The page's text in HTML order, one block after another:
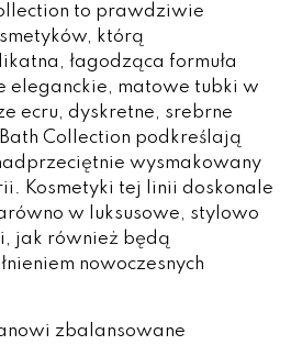
to prawdziwie
którą
łagodząca formuła
eleganckie, matowe tubki w
ecru, dyskretne, srebrne
Collection podkreślają
wysmakowany
Kosmetyki tej linii doskonale
w luksusowe, stylowo
jak również będą
nowoczesnych
zbalansowane